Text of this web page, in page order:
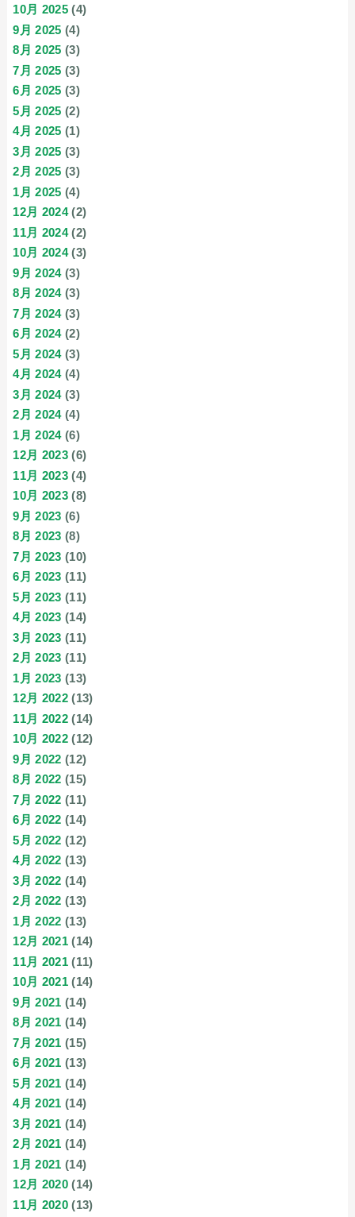
10月 2025 (4)
9月 2025 (4)
8月 2025 (3)
7月 2025 (3)
6月 2025 (3)
5月 2025 (2)
4月 2025 (1)
3月 2025 (3)
2月 2025 (3)
1月 2025 (4)
12月 2024(2)
11月 2024(2)
10月 2024(3)
9月 2024(3)
8月 2024(3)
7月 2024(3)
6月 2024(2)
5月 2024(3)
4月 2024(4)
3月 2024(3)
2月 2024(4)
1月 2024(6)
12月 2023 (6)
11月 2023 (4)
10月 2023 (8)
9月 2023 (6)
8月 2023 (8)
7月 2023 (10)
6月 2023 (11)
5月 2023 (11)
4月 2023 (14)
3月 2023 (11)
2月 2023 (11)
1月 2023 (13)
12月 2022 (13)
11月 2022 (14)
10月 2022 (12)
9月 2022 (12)
8月 2022 (15)
7月 2022 (11)
6月 2022 (14)
5月 2022 (12)
4月 2022 (13)
3月 2022 (14)
2月 2022 (13)
1月 2022 (13)
12月 2021 (14)
11月 2021 (11)
10月 2021 (14)
9月 2021 (14)
8月 2021 (14)
7月 2021 (15)
6月 2021 (13)
5月 2021 (14)
4月 2021 (14)
3月 2021 (14)
2月 2021 (14)
1月 2021 (14)
12月 2020 (14)
11月 2020 (13)